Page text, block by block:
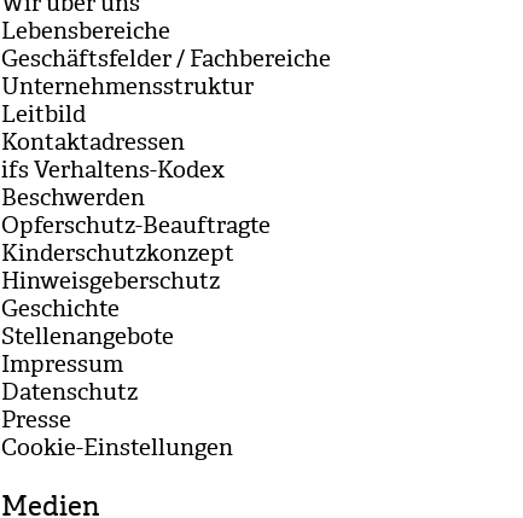
Lebensbereiche
Geschäftsfelder / Fachbereiche
Unternehmensstruktur
Leitbild
Kontaktadressen
ifs Verhaltens-Kodex
Beschwerden
Opferschutz-Beauftragte
Kinderschutzkonzept
Hinweisgeberschutz
Geschichte
Stellenangebote
Impressum
Datenschutz
Presse
Coo­kie-Ein­stel­lun­gen
Medien